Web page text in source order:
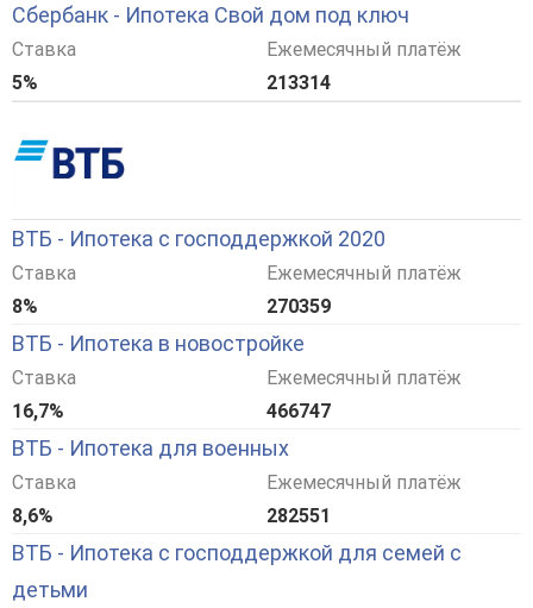
Сбербанк - Ипотека Свой дом под ключ
Ставка
5%
Ежемесячный платёж
213314
ВТБ - Ипотека с господдержкой 2020
Ставка
8%
Ежемесячный платёж
270359
ВТБ - Ипотека в новостройке
Ставка
16,7%
Ежемесячный платёж
466747
ВТБ - Ипотека для военных
Ставка
8,6%
Ежемесячный платёж
282551
ВТБ - Ипотека с господдержкой для семей с
детьми